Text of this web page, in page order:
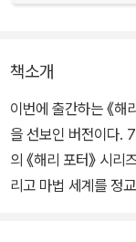
책소개
이번에 출간하는 《
을 선보인 버전이다.
의 《해리 포터》 시
리고 마법 세계를 정